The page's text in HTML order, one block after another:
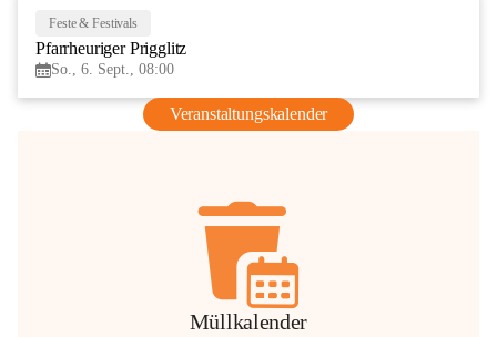
Feste & Festivals
Pfarrheuriger Prigglitz
So., 6. Sept., 08:00
Veranstaltungskalender
Müllkalender